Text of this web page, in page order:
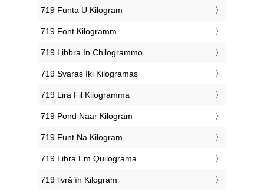
‎719 Funta U Kilogram
‎719 Font Kilogramm
‎719 Libbra In Chilogrammo
‎719 Svaras Iki Kilogramas
‎719 Lira Fil Kilogramma
‎719 Pond Naar Kilogram
‎719 Funt Na Kilogram
‎719 Libra Em Quilograma
‎719 livră în Kilogram